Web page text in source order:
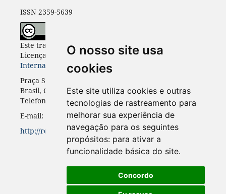
O nosso site usa
cookies
Este site utiliza cookies e outras
tecnologias de rastreamento para
melhorar sua experiência de
navegação para os seguintes
propósitos: para ativar a
funcionalidade básica do site.
Concordo
ISSN 2359-5639
Este trabalho está licenciado com uma
Licença
Creative Commons - Atribuição 4.0
Internacional
.
Praça Santos Andrade, n. 50, 3º andar, Curitiba-PR,
Brasil, CEP 80.020-300
Telefone: +55 41 3352-0716
E-mail: rinc.ufpr@gmail.com
http://revistas.ufpr.br/rinc